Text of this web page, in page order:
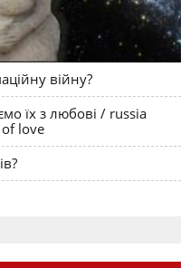
війну?
їх з любові / russia
love